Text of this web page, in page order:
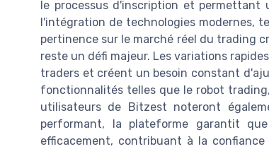
le processus d'inscription et
l'intégration de technologies modernes,
pertinence sur le marché réel du trading
reste un défi majeur. Les variations
traders et créent un besoin constant
fonctionnalités telles que le robot
utilisateurs de Bitzest noteront
performant, la plateforme garantit
efficacement, contribuant à la